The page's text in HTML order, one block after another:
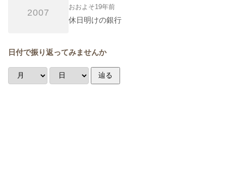
2007
おおよそ19年前
休日明けの銀行
日付で振り返ってみませんか
辿る